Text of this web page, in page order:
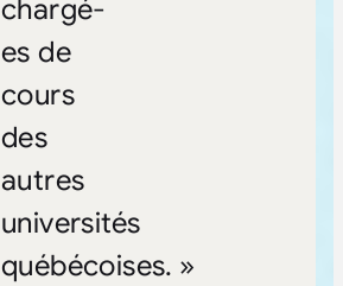
chargé-
es de
cours
des
autres
universités
québécoises. »